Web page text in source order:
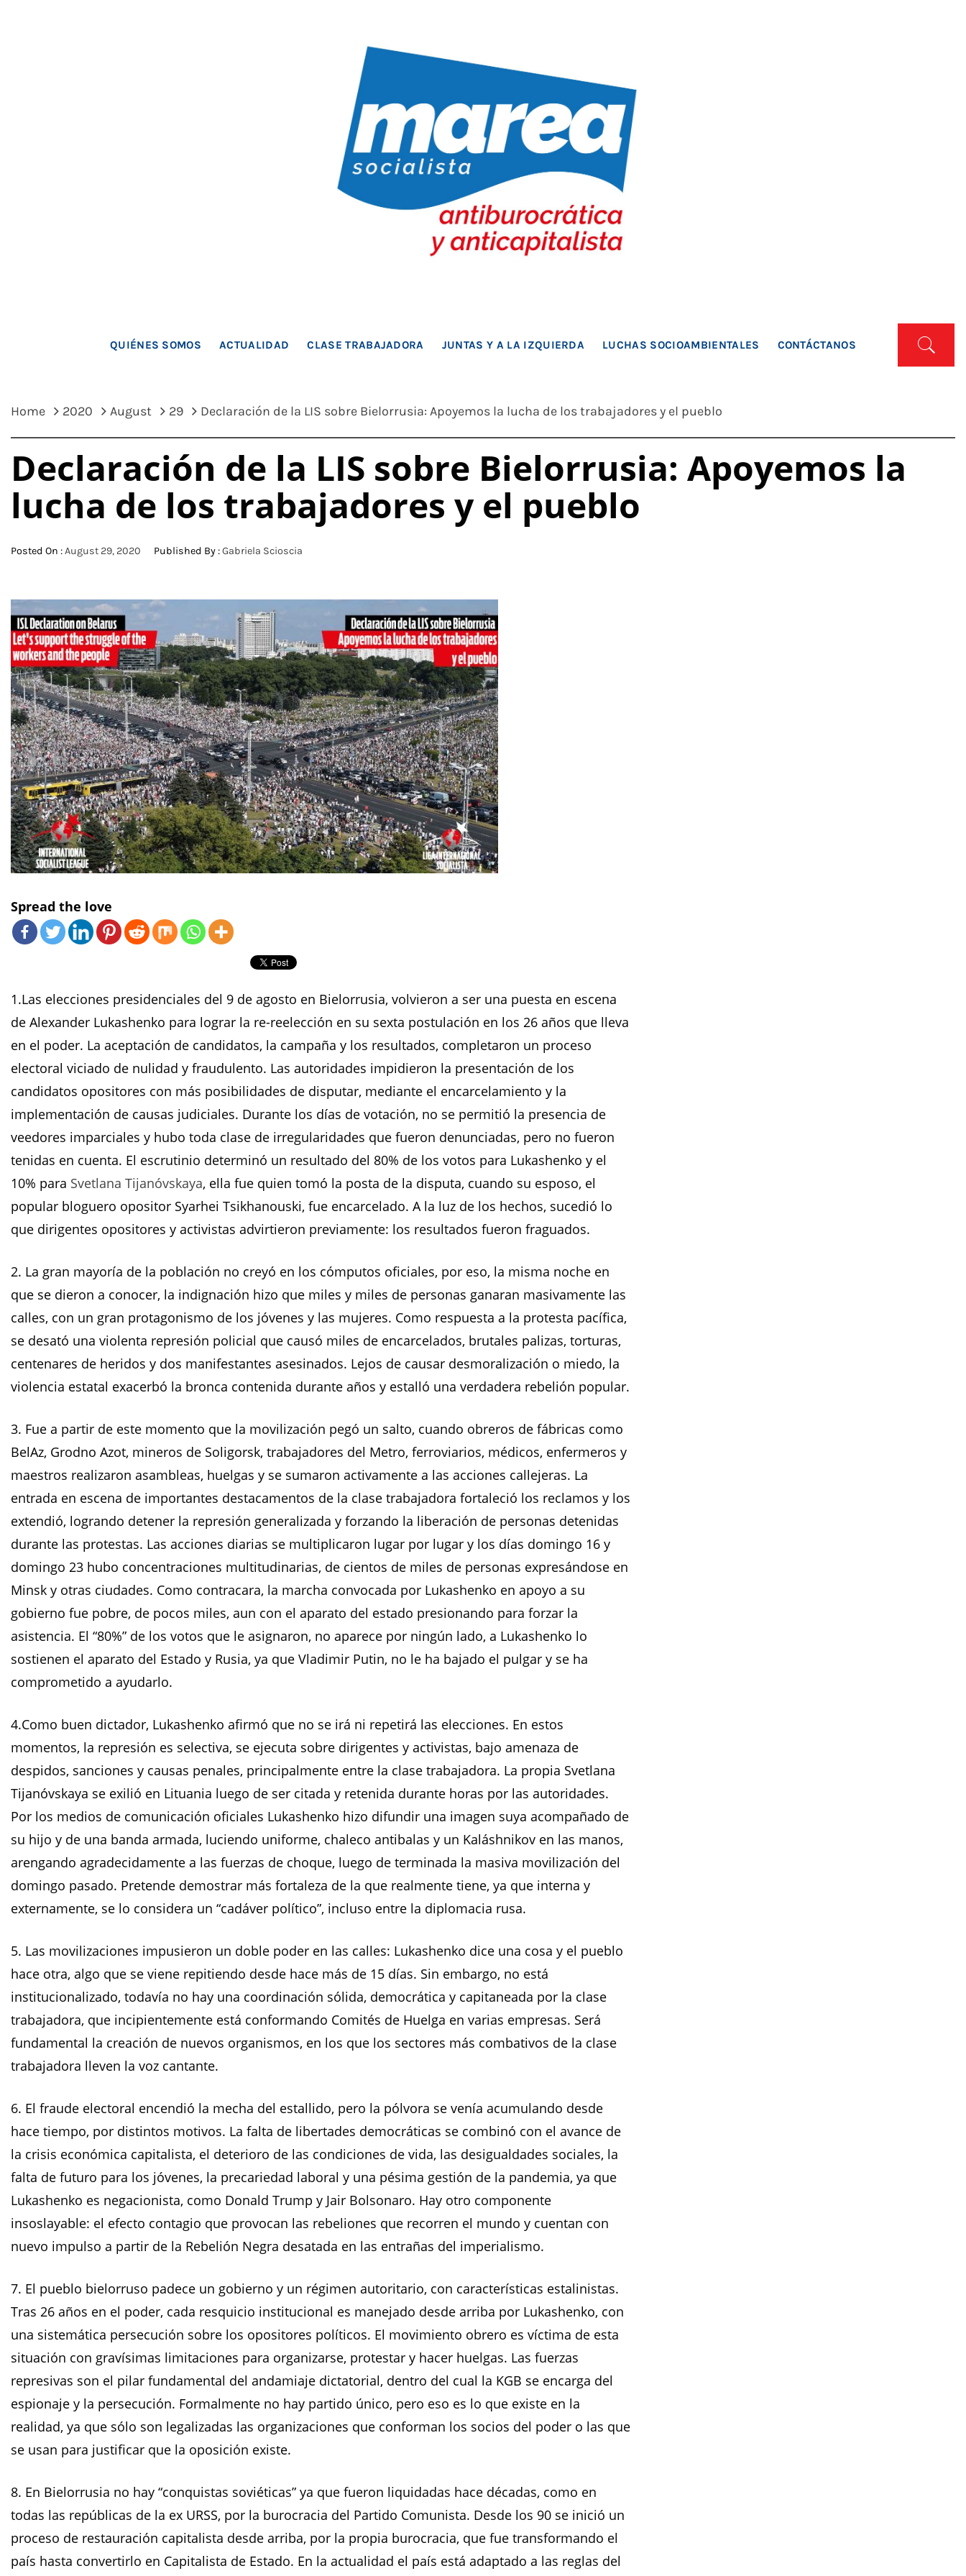
MAREA SOCIALISTA
QUIÉNES SOMOS ACTUALIDAD CLASE TRABAJADORA JUNTAS Y A LA IZQUIERDA LUCHAS SOCIOAMBIENTALES CONTÁCTANOS
Home 2020 August 29 Declaración de la LIS sobre Bielorrusia: Apoyemos la lucha de los trabajadores y el pueblo
Declaración de la LIS sobre Bielorrusia: Apoyemos la
lucha de los trabajadores y el pueblo
Posted On :August 29, 2020 Published By :Gabriela Scioscia
Spread the love
1.Las elecciones presidenciales del 9 de agosto en Bielorrusia, volvieron a ser una puesta en escena
de Alexander Lukashenko para lograr la re-reelección en su sexta postulación en los 26 años que lleva
en el poder. La aceptación de candidatos, la campaña y los resultados, completaron un proceso
electoral viciado de nulidad y fraudulento. Las autoridades impidieron la presentación de los
candidatos opositores con más posibilidades de disputar, mediante el encarcelamiento y la
implementación de causas judiciales. Durante los días de votación, no se permitió la presencia de
veedores imparciales y hubo toda clase de irregularidades que fueron denunciadas, pero no fueron
tenidas en cuenta. El escrutinio determinó un resultado del 80% de los votos para Lukashenko y el
10% para Svetlana Tijanóvskaya, ella fue quien tomó la posta de la disputa, cuando su esposo, el
popular bloguero opositor Syarhei Tsikhanouski, fue encarcelado. A la luz de los hechos, sucedió lo
que dirigentes opositores y activistas advirtieron previamente: los resultados fueron fraguados.
2. La gran mayoría de la población no creyó en los cómputos oficiales, por eso, la misma noche en
que se dieron a conocer, la indignación hizo que miles y miles de personas ganaran masivamente las
calles, con un gran protagonismo de los jóvenes y las mujeres. Como respuesta a la protesta pacífica,
se desató una violenta represión policial que causó miles de encarcelados, brutales palizas, torturas,
centenares de heridos y dos manifestantes asesinados. Lejos de causar desmoralización o miedo, la
violencia estatal exacerbó la bronca contenida durante años y estalló una verdadera rebelión popular.
3. Fue a partir de este momento que la movilización pegó un salto, cuando obreros de fábricas como
BelAz, Grodno Azot, mineros de Soligorsk, trabajadores del Metro, ferroviarios, médicos, enfermeros y
maestros realizaron asambleas, huelgas y se sumaron activamente a las acciones callejeras. La
entrada en escena de importantes destacamentos de la clase trabajadora fortaleció los reclamos y los
extendió, logrando detener la represión generalizada y forzando la liberación de personas detenidas
durante las protestas. Las acciones diarias se multiplicaron lugar por lugar y los días domingo 16 y
domingo 23 hubo concentraciones multitudinarias, de cientos de miles de personas expresándose en
Minsk y otras ciudades. Como contracara, la marcha convocada por Lukashenko en apoyo a su
gobierno fue pobre, de pocos miles, aun con el aparato del estado presionando para forzar la
asistencia. El “80%” de los votos que le asignaron, no aparece por ningún lado, a Lukashenko lo
sostienen el aparato del Estado y Rusia, ya que Vladimir Putin, no le ha bajado el pulgar y se ha
comprometido a ayudarlo.
4.Como buen dictador, Lukashenko afirmó que no se irá ni repetirá las elecciones. En estos
momentos, la represión es selectiva, se ejecuta sobre dirigentes y activistas, bajo amenaza de
despidos, sanciones y causas penales, principalmente entre la clase trabajadora. La propia Svetlana
Tijanóvskaya se exilió en Lituania luego de ser citada y retenida durante horas por las autoridades.
Por los medios de comunicación oficiales Lukashenko hizo difundir una imagen suya acompañado de
su hijo y de una banda armada, luciendo uniforme, chaleco antibalas y un Kaláshnikov en las manos,
arengando agradecidamente a las fuerzas de choque, luego de terminada la masiva movilización del
domingo pasado. Pretende demostrar más fortaleza de la que realmente tiene, ya que interna y
externamente, se lo considera un “cadáver político”, incluso entre la diplomacia rusa.
5. Las movilizaciones impusieron un doble poder en las calles: Lukashenko dice una cosa y el pueblo
hace otra, algo que se viene repitiendo desde hace más de 15 días. Sin embargo, no está
institucionalizado, todavía no hay una coordinación sólida, democrática y capitaneada por la clase
trabajadora, que incipientemente está conformando Comités de Huelga en varias empresas. Será
fundamental la creación de nuevos organismos, en los que los sectores más combativos de la clase
trabajadora lleven la voz cantante.
6. El fraude electoral encendió la mecha del estallido, pero la pólvora se venía acumulando desde
hace tiempo, por distintos motivos. La falta de libertades democráticas se combinó con el avance de
la crisis económica capitalista, el deterioro de las condiciones de vida, las desigualdades sociales, la
falta de futuro para los jóvenes, la precariedad laboral y una pésima gestión de la pandemia, ya que
Lukashenko es negacionista, como Donald Trump y Jair Bolsonaro. Hay otro componente
insoslayable: el efecto contagio que provocan las rebeliones que recorren el mundo y cuentan con
nuevo impulso a partir de la Rebelión Negra desatada en las entrañas del imperialismo.
7. El pueblo bielorruso padece un gobierno y un régimen autoritario, con características estalinistas.
Tras 26 años en el poder, cada resquicio institucional es manejado desde arriba por Lukashenko, con
una sistemática persecución sobre los opositores políticos. El movimiento obrero es víctima de esta
situación con gravísimas limitaciones para organizarse, protestar y hacer huelgas. Las fuerzas
represivas son el pilar fundamental del andamiaje dictatorial, dentro del cual la KGB se encarga del
espionaje y la persecución. Formalmente no hay partido único, pero eso es lo que existe en la
realidad, ya que sólo son legalizadas las organizaciones que conforman los socios del poder o las que
se usan para justificar que la oposición existe.
8. En Bielorrusia no hay “conquistas soviéticas” ya que fueron liquidadas hace décadas, como en
todas las repúblicas de la ex URSS, por la burocracia del Partido Comunista. Desde los 90 se inició un
proceso de restauración capitalista desde arriba, por la propia burocracia, que fue transformando el
país hasta convertirlo en Capitalista de Estado. En la actualidad el país está adaptado a las reglas del